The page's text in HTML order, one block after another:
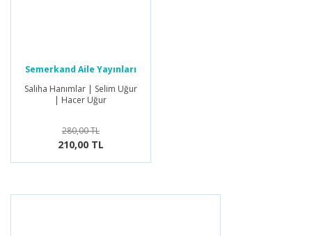
Semerkand Aile Yayınları
Saliha Hanımlar | Selim Uğur
| Hacer Uğur
280,00 TL
210,00 TL